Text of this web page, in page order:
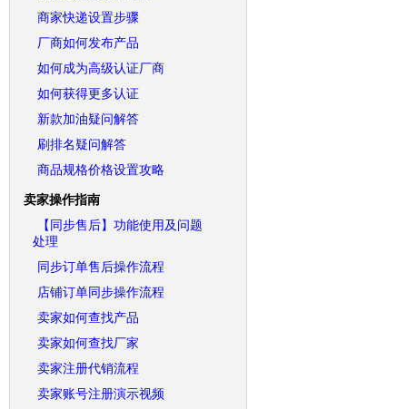
商家快递设置步骤
厂商如何发布产品
如何成为高级认证厂商
如何获得更多认证
新款加油疑问解答
刷排名疑问解答
商品规格价格设置攻略
卖家操作指南
【同步售后】功能使用及问题
处理
同步订单售后操作流程
店铺订单同步操作流程
卖家如何查找产品
卖家如何查找厂家
卖家注册代销流程
卖家账号注册演示视频